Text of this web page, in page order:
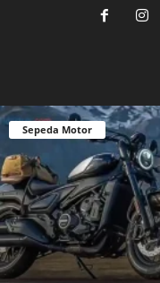
Sepeda Motor